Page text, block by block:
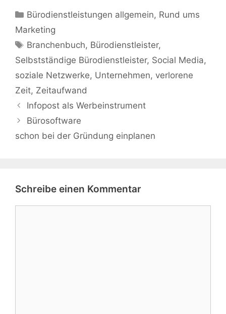
Kategorien
Bürodienstleistungen allgemein, Rund ums
Marketing
Schlagwörter
Branchenbuch, Bürodienstleister,
Selbstständige Bürodienstleister, Social Media,
soziale Netzwerke, Unternehmen, verlorene
Zeit, Zeitaufwand
Infopost als Werbeinstrument
Bürosoftware
schon bei der Gründung einplanen
Schreibe einen Kommentar